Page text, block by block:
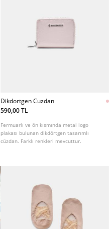
Dikdortgen Cuzdan
590,00 TL
Fermuarlı ve ön kısmında metal logo
plakası bulunan dikdörtgen tasarımlı
cüzdan. Farklı renkleri mevcuttur.